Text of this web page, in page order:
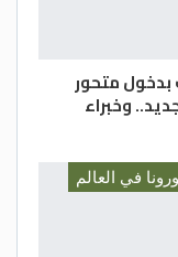
يعانون من
كرر
التي توصل
متحور
وخبراء
في العالم